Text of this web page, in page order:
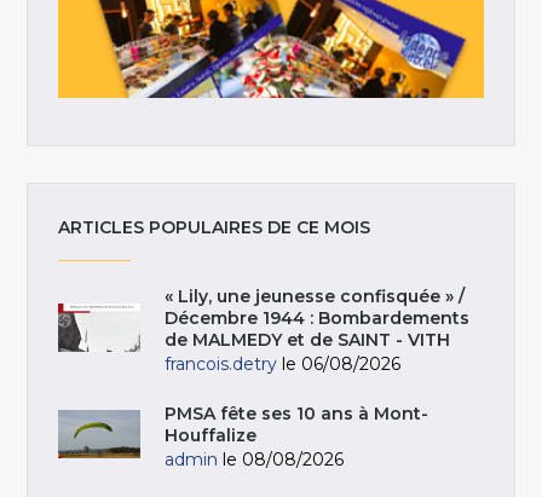
ARTICLES POPULAIRES DE CE MOIS
« Lily, une jeunesse confisquée » /
Décembre 1944 : Bombardements
de MALMEDY et de SAINT - VITH
francois.detry le 06/08/2026
PMSA fête ses 10 ans à Mont-
Houffalize
admin le 08/08/2026